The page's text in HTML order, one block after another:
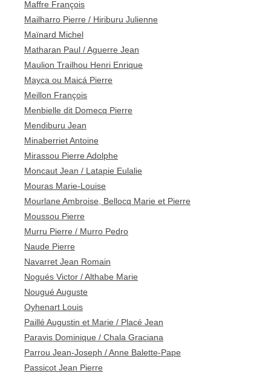
Maffre François
Mailharro Pierre / Hiriburu Julienne
Maïnard Michel
Matharan Paul / Aguerre Jean
Maulion Trailhou Henri Enrique
Mayca ou Maicá Pierre
Meillon François
Menbielle dit Domecq Pierre
Mendiburu Jean
Minaberriet Antoine
Mirassou Pierre Adolphe
Moncaut Jean / Latapie Eulalie
Mouras Marie-Louise
Mourlane Ambroise, Bellocq Marie et Pierre
Moussou Pierre
Murru Pierre / Murro Pedro
Naude Pierre
Navarret Jean Romain
Nogués Victor / Althabe Marie
Nougué Auguste
Oyhenart Louis
Paillé Augustin et Marie / Placé Jean
Paravis Dominique / Chala Graciana
Parrou Jean-Joseph / Anne Balette-Pape
Passicot Jean Pierre